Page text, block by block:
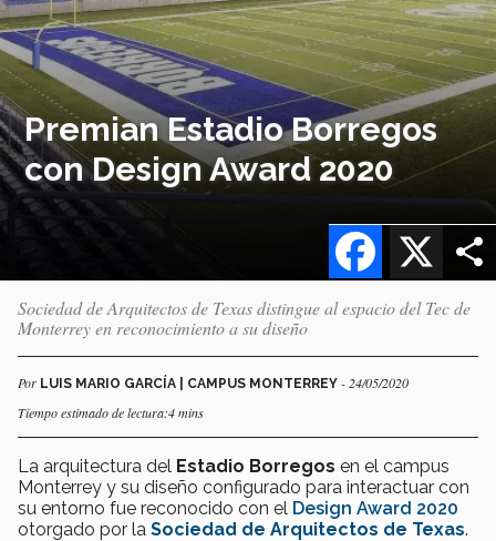
Premian Estadio Borregos
con Design Award 2020
X
Facebook
Sociedad de Arquitectos de Texas distingue al espacio del Tec de
Monterrey en reconocimiento a su diseño
Por LUIS MARIO GARCÍA | CAMPUS MONTERREY - 24/05/2020
Tiempo estimado de lectura:4 mins
La arquitectura del Estadio Borregos en el campus
Monterrey y su diseño configurado para interactuar con
su entorno fue reconocido con el Design Award 2020
otorgado por la Sociedad de Arquitectos de Texas.